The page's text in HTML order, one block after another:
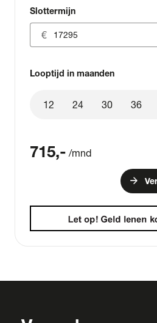
Slottermijn
Looptijd in maanden
12 24 30 36
715,- /mnd
arrow_forward